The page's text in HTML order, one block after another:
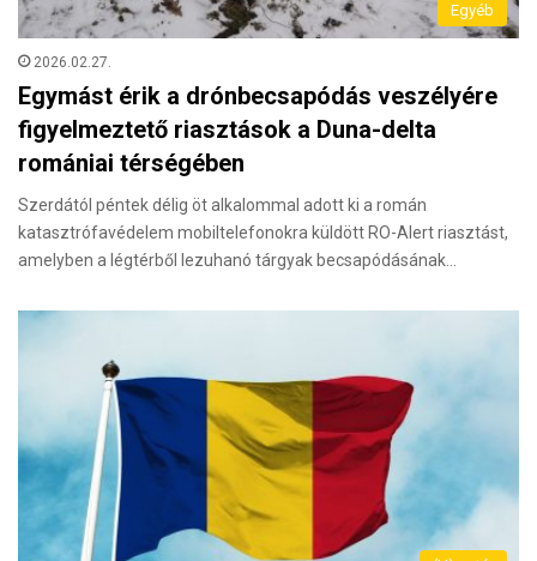
Egyéb
2026.02.27.
Egymást érik a drónbecsapódás veszélyére
figyelmeztető riasztások a Duna-delta
romániai térségében
Szerdától péntek délig öt alkalommal adott ki a román
katasztrófavédelem mobiltelefonokra küldött RO-Alert riasztást,
amelyben a légtérből lezuhanó tárgyak becsapódásának…